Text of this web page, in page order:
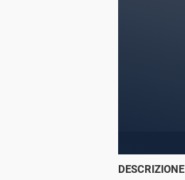
DESCRIZIONE